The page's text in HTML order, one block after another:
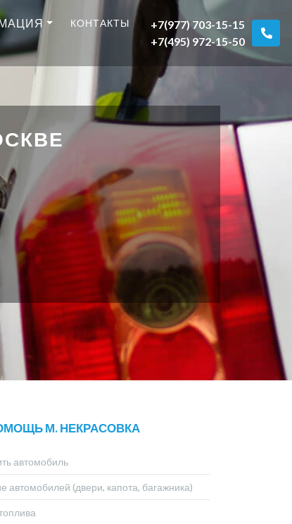
КОНТАКТЫ
+7(977) 703-15-15
+7(495) 972-15-50
М. НЕКРАСОВКА
автомобиль
автомобилей (двери, капота, багажника)